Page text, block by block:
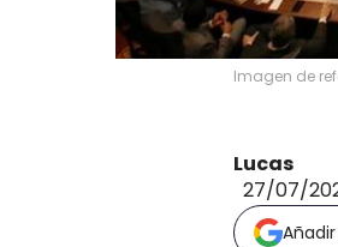
Imagen de
Lucas
27/07/